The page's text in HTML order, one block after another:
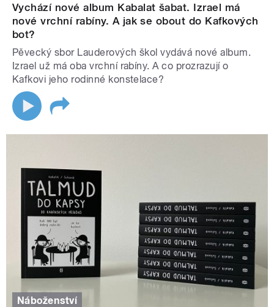
Vychází nové album Kabalat šabat. Izrael má
nové vrchní rabíny. A jak se obout do Kafkových
bot?
Pěvecký sbor Lauderových škol vydává nové album.
Izrael už má oba vrchní rabíny. A co prozrazují o
Kafkovi jeho rodinné konstelace?
Náboženství